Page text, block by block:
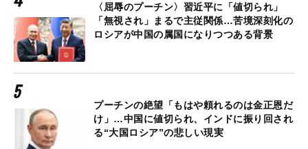
〈屈辱のプーチン〉習近平に「値切られ」
「無視され」まるで主従関係…苦境深刻化の
ロシアが中国の属国になりつつある背景
プーチンの絶望「もはや頼れるのは金正恩だ
け」…中国に値切られ、インドに振り回され
る“大国ロシア”の悲しい現実